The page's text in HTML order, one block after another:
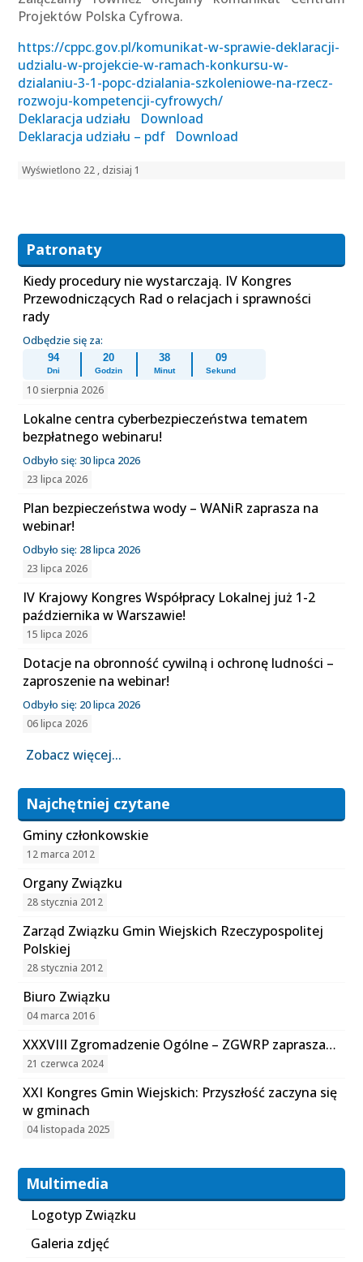
Projektów Polska Cyfrowa.
https://cppc.gov.pl/komunikat-w-sprawie-deklaracji-
udzialu-w-projekcie-w-ramach-konkursu-w-
dzialaniu-3-1-popc-dzialania-szkoleniowe-na-rzecz-
rozwoju-kompetencji-cyfrowych/
Deklaracja udziału
Download
Deklaracja udziału – pdf
Download
Wyświetlono 22 , dzisiaj 1
Patronaty
Kiedy procedury nie wystarczają. IV Kongres
Przewodniczących Rad o relacjach i sprawności
rady
Odbędzie się za:
94
Dni
20
Godzin
38
Minut
09
Sekund
10 sierpnia 2026
Lokalne centra cyberbezpieczeństwa tematem
bezpłatnego webinaru!
Odbyło się: 30 lipca 2026
23 lipca 2026
Plan bezpieczeństwa wody – WANiR zaprasza na
webinar!
Odbyło się: 28 lipca 2026
23 lipca 2026
IV Krajowy Kongres Współpracy Lokalnej już 1-2
października w Warszawie!
15 lipca 2026
Dotacje na obronność cywilną i ochronę ludności –
zaproszenie na webinar!
Odbyło się: 20 lipca 2026
06 lipca 2026
Zobacz więcej...
Najchętniej czytane
Gminy członkowskie
12 marca 2012
Organy Związku
28 stycznia 2012
Zarząd Związku Gmin Wiejskich Rzeczypospolitej
Polskiej
28 stycznia 2012
Biuro Związku
04 marca 2016
XXXVIII Zgromadzenie Ogólne – ZGWRP zaprasza…
21 czerwca 2024
XXI Kongres Gmin Wiejskich: Przyszłość zaczyna się
w gminach
04 listopada 2025
Multimedia
Logotyp Związku
Galeria zdjęć